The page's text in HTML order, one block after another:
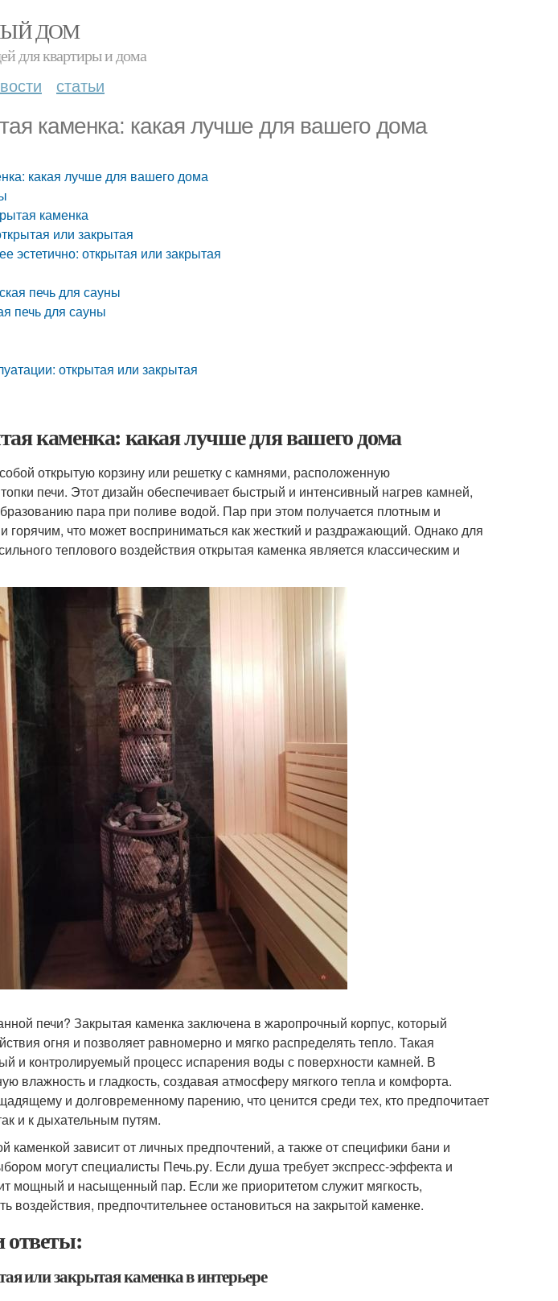
ДОМ
для квартиры и дома
статьи
каменка: какая лучше для вашего дома
какая лучше для вашего дома
каменка
или закрытая
эстетично: открытая или закрытая
печь для сауны
печь для сауны
открытая или закрытая
каменка: какая лучше для вашего дома
открытую корзину или решетку с камнями, расположенную
печи. Этот дизайн обеспечивает быстрый и интенсивный нагрев камней,
пара при поливе водой. Пар при этом получается плотным и
что может восприниматься как жесткий и раздражающий. Однако для
теплового воздействия открытая каменка является классическим и
печи? Закрытая каменка заключена в жаропрочный корпус, который
огня и позволяет равномерно и мягко распределять тепло. Такая
и контролируемый процесс испарения воды с поверхности камней. В
влажность и гладкость, создавая атмосферу мягкого тепла и комфорта.
и долговременному парению, что ценится среди тех, кто предпочитает
и к дыхательным путям.
каменкой зависит от личных предпочтений, а также от специфики бани и
могут специалисты Печь.ру. Если душа требует экспресс-эффекта и
мощный и насыщенный пар. Если же приоритетом служит мягкость,
воздействия, предпочтительнее остановиться на закрытой каменке.
ответы:
или закрытая каменка в интерьере